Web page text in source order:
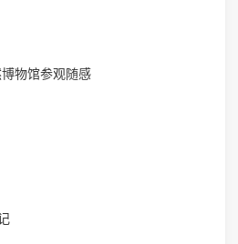
物馆参观随感